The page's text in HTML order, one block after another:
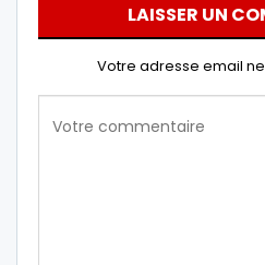
LAISSER UN
Votre adresse email